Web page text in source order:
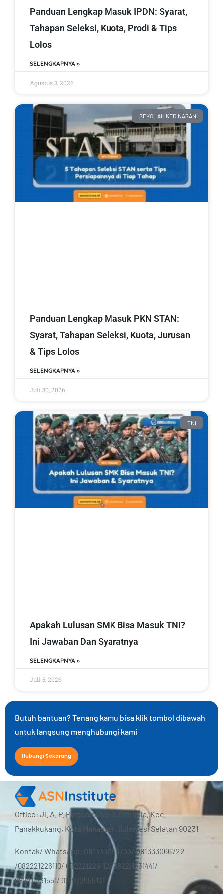
Panduan Lengkap Masuk IPDN: Syarat,
Tahapan Seleksi, Kuota, Prodi & Tips
Lolos
SELENGKAPNYA »
Agustus 3, 2026
SEKOLAH KEDINASAN
Panduan Lengkap Masuk PKN STAN:
Syarat, Tahapan Seleksi, Kuota, Jurusan
& Tips Lolos
SELENGKAPNYA »
Juli 30, 2026
TNI
Apakah Lulusan SMK Bisa Masuk TNI?
Ini Jawaban Dan Syaratnya
SELENGKAPNYA »
Juli 5, 2026
Butuh bantuan? Tenang kamu bisa klik tombol dibawah
untuk langsung menghubungi kami
Hubungi Sekarang
Office: Jl. A. P. Pettarani No.9, Sinrijala, Kec.
Panakkukang, Kota Makassar, Sulawesi Selatan 90231
Kontak/ Whatsapp: 081333066733/ 081333066722
/082221226110/ 082221226112/ 082211331441/
082211331551/ 081522555131